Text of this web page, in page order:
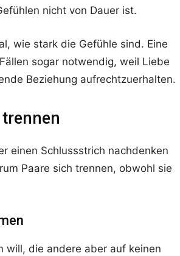
nicht von Dauer ist.
wie stark die Gefühle sind. Eine
sogar notwendig, weil Liebe
Beziehung aufrechtzuerhalten.
einen Schlussstrich nachdenken
Paare sich trennen, obwohl sie
will, die andere aber auf keinen